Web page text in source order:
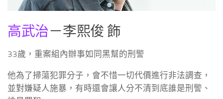
高武治－李熙俊 飾
33歲，重案組內辦事如同黑幫的刑警
他為了掃蕩犯罪分子，會不惜一切代價進行非法調查，
並對嫌疑人施暴，有時還會讓人分不清到底誰是刑警、